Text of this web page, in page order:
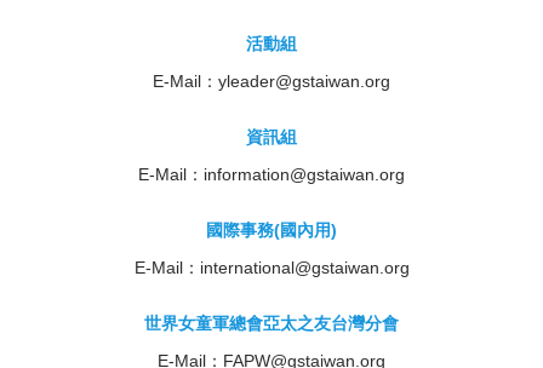
活動組
E-Mail： yleader@gstaiwan.org
資訊組
E-Mail： information@gstaiwan.org
國際事務(國內用)
E-Mail： international@gstaiwan.org
世界女童軍總會亞太之友台灣分會
E-Mail： FAPW@gstaiwan.org